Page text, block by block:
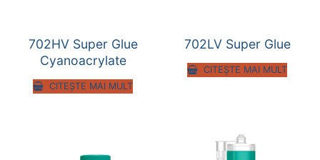
702HV Super Glue
Cyanoacrylate
CITEȘTE MAI MULT
702LV Super Glue
CITEȘTE MAI MULT